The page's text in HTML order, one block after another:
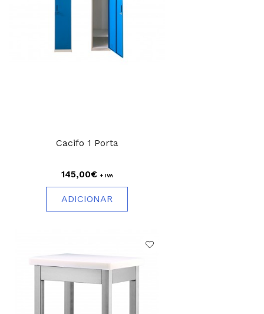
Cacifo 1 Porta
145,00€ + IVA
ADICIONAR